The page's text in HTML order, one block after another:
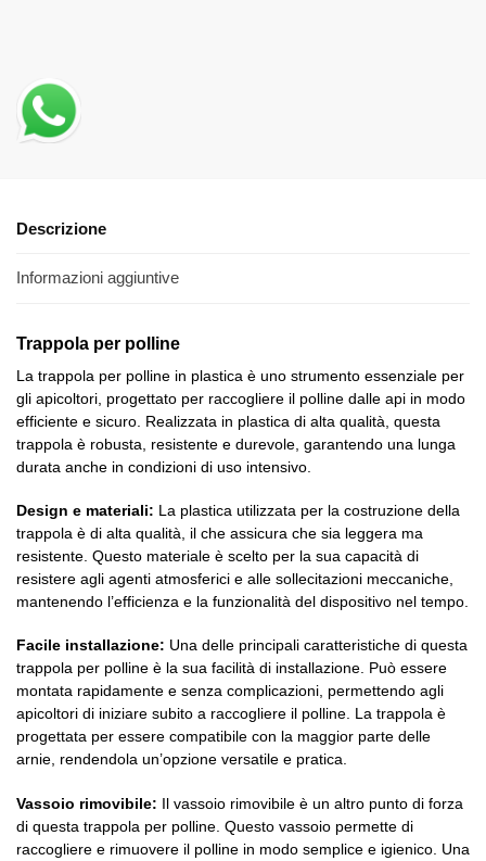
Descrizione
Informazioni aggiuntive
Trappola per polline
La trappola per polline in plastica è uno strumento essenziale per
gli apicoltori, progettato per raccogliere il polline dalle api in modo
efficiente e sicuro. Realizzata in plastica di alta qualità, questa
trappola è robusta, resistente e durevole, garantendo una lunga
durata anche in condizioni di uso intensivo.
Design e materiali: La plastica utilizzata per la costruzione della
trappola è di alta qualità, il che assicura che sia leggera ma
resistente. Questo materiale è scelto per la sua capacità di
resistere agli agenti atmosferici e alle sollecitazioni meccaniche,
mantenendo l’efficienza e la funzionalità del dispositivo nel tempo.
Facile installazione: Una delle principali caratteristiche di questa
trappola per polline è la sua facilità di installazione. Può essere
montata rapidamente e senza complicazioni, permettendo agli
apicoltori di iniziare subito a raccogliere il polline. La trappola è
progettata per essere compatibile con la maggior parte delle
arnie, rendendola un’opzione versatile e pratica.
Vassoio rimovibile: Il vassoio rimovibile è un altro punto di forza
di questa trappola per polline. Questo vassoio permette di
raccogliere e rimuovere il polline in modo semplice e igienico. Una